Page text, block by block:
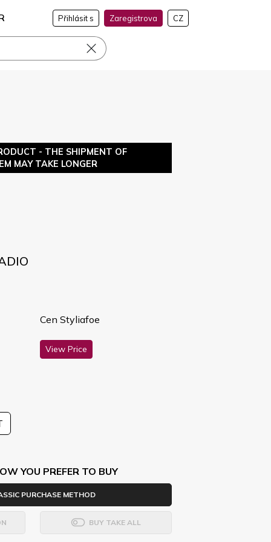
Přihlásit s Zaregistrova CZ
- THE SHIPMENT OF
MAY TAKE LONGER
Cen Styliafoe
View Price
YOU PREFER TO BUY
PURCHASE METHOD
BUY TAKE ALL